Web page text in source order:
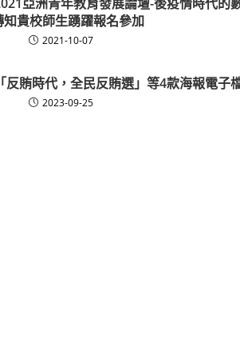
知貴校師生踴躍報名參加
2021-10-07
反賄時代，全民反賄選」等4款海報電子
2023-09-25